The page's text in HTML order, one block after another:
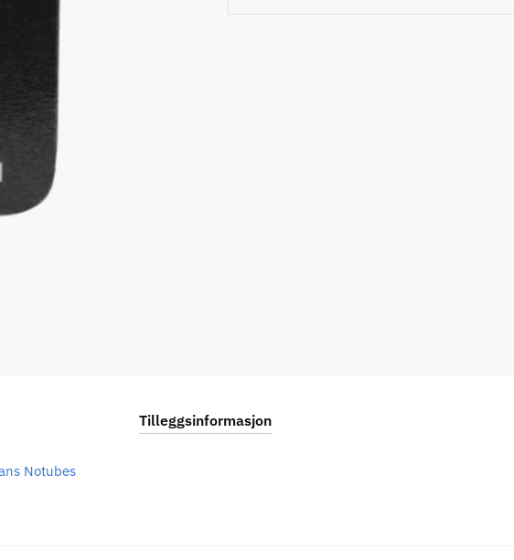
Tilleggsinformasjon
Notubes